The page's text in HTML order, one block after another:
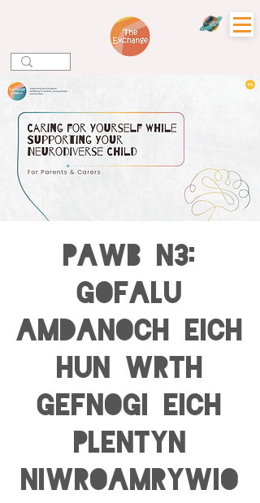
PAWB N3:
Gofalu
Amdanoch Eich
Hun Wrth
Gefnogi Eich
Plentyn
Niwroamrywio